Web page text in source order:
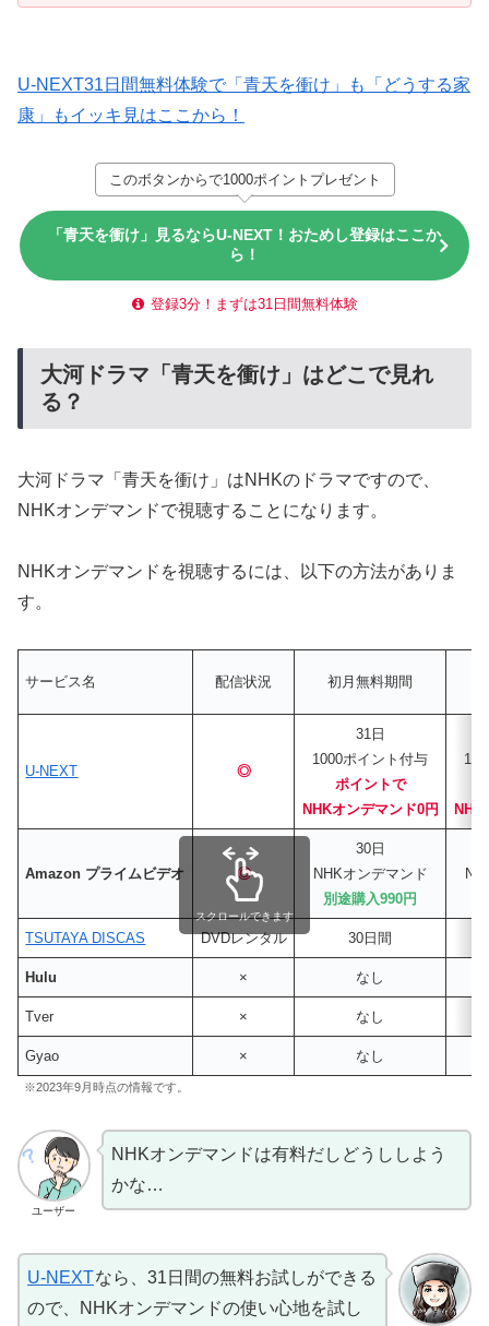
U-NEXT31日間無料体験で「青天を衝け」も「どうする家
康」もイッキ見はここから！
このボタンからで1000ポイントプレゼント
「青天を衝け」見るならU-NEXT！おためし登録はここか
ら！
登録3分！まずは31日間無料体験
大河ドラマ「青天を衝け」はどこで見れ
る？
大河ドラマ「青天を衝け」はNHKのドラマですので、
NHKオンデマンドで視聴することになります。
NHKオンデマンドを視聴するには、以下の方法がありま
す。
サービス名 配信状況 初月無料期間
U-NEXT ◎
31日
1000ポイント付与
ポイントで
NHKオンデマンド0円
NHK
Amazon プライムビデオ ◎
30日
NHKオンデマンド
別途購入990円
TSUTAYA DISCAS DVDレンタル 30日間
Hulu × なし
Tver × なし
Gyao × なし
スクロールできます
※2023年9月時点の情報です。
ユーザー
NHKオンデマンドは有料だしどうししよう
かな…
U-NEXTなら、31日間の無料お試しができる
ので、NHKオンデマンドの使い心地を試し